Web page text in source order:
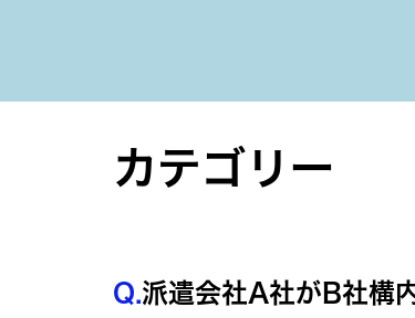
カテゴリー
Q.派遣会社A社がB社構